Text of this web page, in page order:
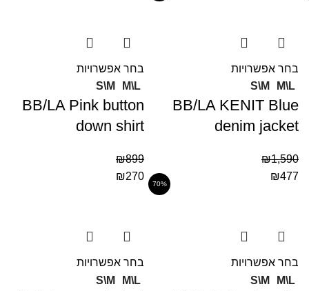
בחר אפשרויות
M\L
S\M
BB/LA KENIT Blue
denim jacket
₪1,590
₪477
בחר אפשרויות
M\L
S\M
BB/LA Pink button
down shirt
₪899
₪270
בחר אפשרויות
M\L
S\M
70%
בחר אפשרויות
M\L
S\M